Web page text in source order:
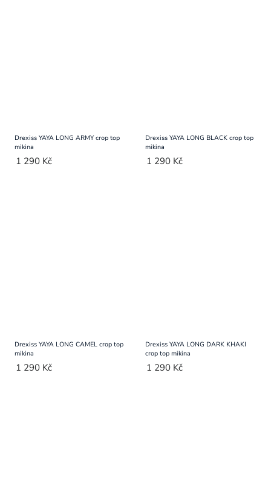
Drexiss YAYA LONG ARMY crop top
mikina
1 290 Kč
Drexiss YAYA LONG BLACK crop top
mikina
1 290 Kč
Drexiss YAYA LONG CAMEL crop top
mikina
1 290 Kč
Drexiss YAYA LONG DARK KHAKI
crop top mikina
1 290 Kč